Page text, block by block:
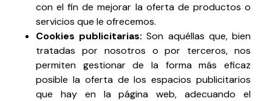
con el fin de mejorar la oferta de productos o
servicios que le ofrecemos.
Cookies publicitarias: Son aquéllas que, bien
tratadas por nosotros o por terceros, nos
permiten gestionar de la forma más eficaz
posible la oferta de los espacios publicitarios
que hay en la página web, adecuando el